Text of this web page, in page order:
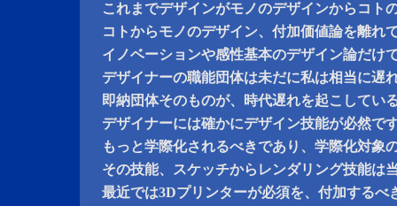
これまでデザインがモノのデザインからコト
コトからモノのデザイン、付加価値論を離れ
イノベーションや感性基本のデザイン論だけ
デザイナーの職能団体は未だに私は相当に遅
即納団体そのものが、時代遅れを起こしてい
デザイナーには確かにデザイン技能が必然で
もっと学際化されるべきであり、学際化対象
その技能、スケッチからレンダリング技能は
最近では3Dプリンターが必須を、付加するべ